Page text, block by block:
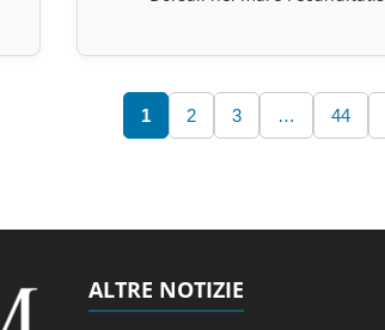
1 2 3 … 44
ALTRE NOTIZIE